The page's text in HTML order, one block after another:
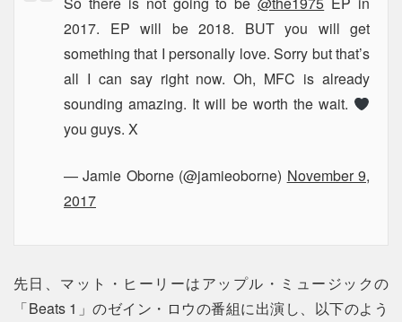
2017. EP will be 2018. BUT you will get
something that I personally love. Sorry but that’s
all I can say right now. Oh, MFC is already
sounding amazing. It will be worth the wait.
you guys. X
— Jamie Oborne (@jamieoborne) November 9,
2017
先日、マット・ヒーリーはアップル・ミュージックの
「Beats 1」のゼイン・ロウの番組に出演し、以下のよう